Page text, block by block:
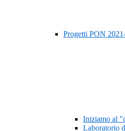
Progetti PON
Iniziamo al
Laboratorio